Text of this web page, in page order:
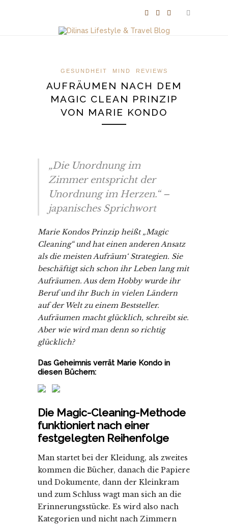
GESUNDHEIT MIND REVIEWS
AUFRÄUMEN NACH DEM
MAGIC CLEAN PRINZIP
VON MARIE KONDO
„Die Unordnung im
Zimmer entspricht der
Unordnung im Herzen.“ –
japanisches Sprichwort
Marie Kondos Prinzip heißt „Magic
Cleaning“ und hat einen anderen Ansatz
als die meisten Aufräum‘ Strategien. Sie
beschäftigt sich schon ihr Leben lang mit
Aufräumen. Aus dem Hobby wurde ihr
Beruf und ihr Buch in vielen Ländern
auf der Weltzu einem Beststeller.
Aufräumen macht glücklich, schreibt sie.
Aber wie wird man denn so richtig
glücklich?
Das Geheimnis verrät Marie Kondo in
diesen Büchern:
Die Magic-Cleaning-Methode
funktioniert nach einer
festgelegten Reihenfolge
Man startet bei der Kleidung, als zweites
kommen die Bücher, danach die Papiere
und Dokumente, dann der Kleinkram
und zum Schluss wagt man sich an die
Erinnerungsstücke. Es wird also nach
Kategorien und nicht nach Zimmern